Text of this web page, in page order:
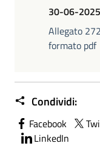
30-06-2025
Allegato
formato pdf
Condividi:
Facebook
LinkedIn